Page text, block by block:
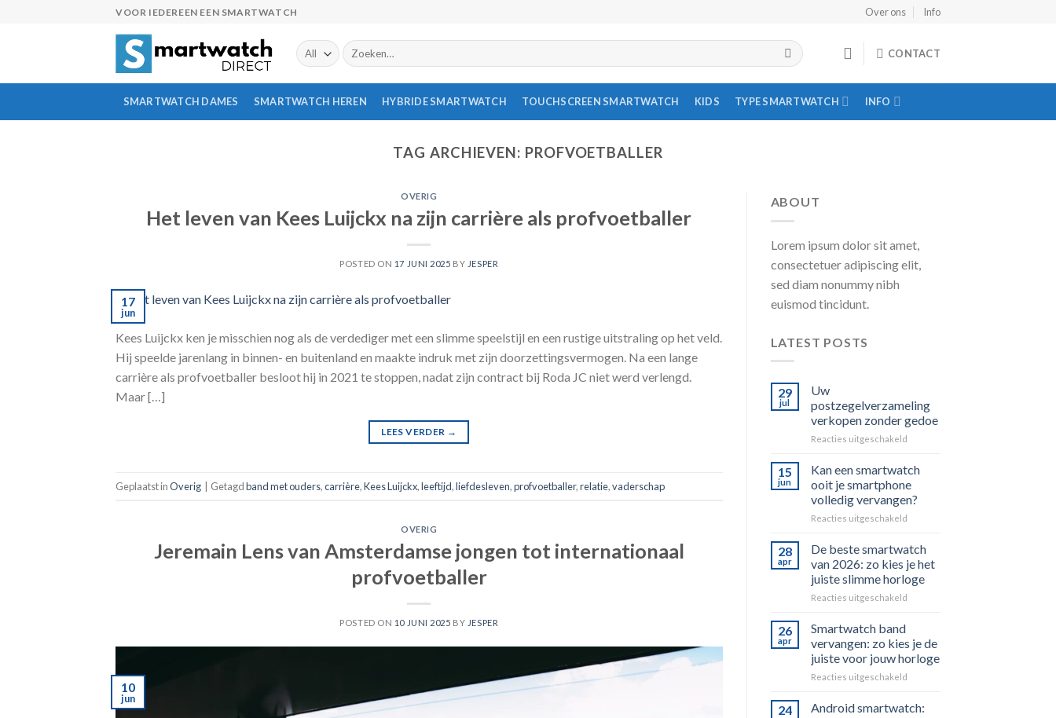
VOOR IEDEREEN EEN SMARTWATCH Over ons Info
Zoeken
naar:
CONTACT
SMARTWATCH DAMES SMARTWATCH HEREN HYBRIDE SMARTWATCH TOUCHSCREEN SMARTWATCH KIDS TYPE SMARTWATCH INFO
TAG ARCHIEVEN: PROFVOETBALLER
OVERIG
Het leven van Kees Luijckx na zijn carrière als profvoetballer
POSTED ON 17 JUNI 2025 BY JESPER
17
jun
Kees Luijckx ken je misschien nog als de verdediger met een slimme speelstijl en een rustige uitstraling op het veld.
Hij speelde jarenlang in binnen- en buitenland en maakte indruk met zijn doorzettingsvermogen. Na een lange
carrière als profvoetballer besloot hij in 2021 te stoppen, nadat zijn contract bij Roda JC niet werd verlengd.
Maar […]
LEES VERDER →
Geplaatst inOverig Getagdband met ouders,carrière,Kees Luijckx,leeftijd,liefdesleven,profvoetballer,relatie,vaderschap
OVERIG
Jeremain Lens van Amsterdamse jongen tot internationaal
profvoetballer
POSTED ON 10 JUNI 2025 BY JESPER
10
jun
ABOUT
Lorem ipsum dolor sit amet,
consectetuer adipiscing elit,
sed diam nonummy nibh
euismod tincidunt.
LATEST POSTS
29
jul
Uw
postzegelverzameling
verkopen zonder gedoe
Reacties uitgeschakeldvoor
postzegelverzameling
zonder
gedoe
15
jun
Kan een smartwatch
ooit je smartphone
volledig vervangen?
Reacties uitgeschakeldvoor
een
ooit
je
28
apr
De beste smartwatch
van 2026: zo kies je het
juiste slimme horloge
Reacties uitgeschakeldvoor
van
2026:
je
26
apr
Smartwatch band
vervangen: zo kies je de
juiste voor jouw horloge
Reacties uitgeschakeldvoor
band
24
Android smartwatch: